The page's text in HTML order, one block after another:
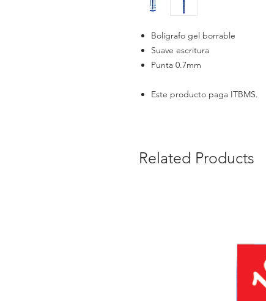
Bolígrafo gel borrable
Suave escritura
Punta 0.7mm
Este producto paga ITBMS.
Related Products